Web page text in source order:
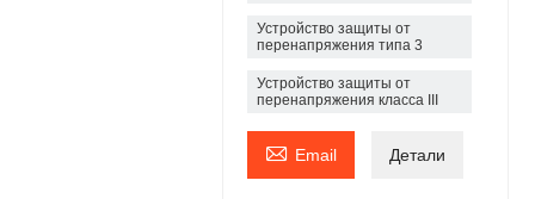
Устройство защиты от
перенапряжения типа 3
Устройство защиты от
перенапряжения класса III
 Email Детали